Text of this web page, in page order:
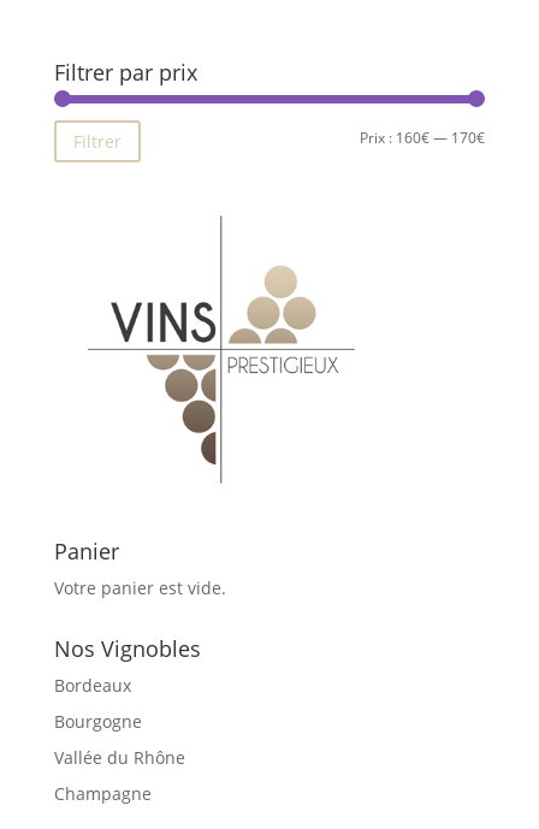
Filtrer par prix
Prix
Prix
Filtrer Prix : 160€— 170€
Panier
Votre panier est vide.
Nos Vignobles
Bordeaux
Bourgogne
Vallée du Rhône
Champagne